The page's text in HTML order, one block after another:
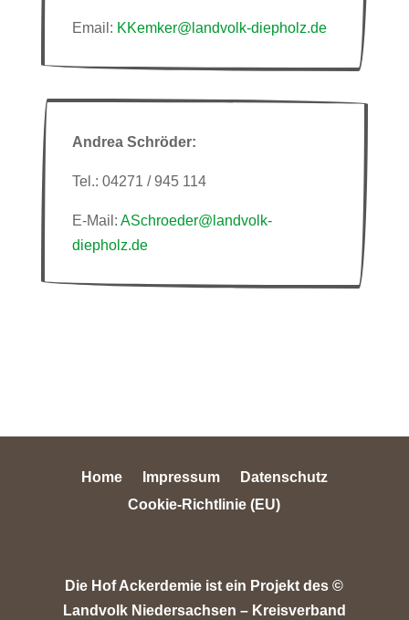
Email: KKemker@landvolk-diepholz.de
Andrea Schröder:
Tel.: 04271 / 945 114
E-Mail: ASchroeder@landvolk-
diepholz.de
Home Impressum
Datenschutz
Cookie-Richtlinie (EU)
Die Hof Ackerdemie ist ein Projekt des ©
Landvolk Niedersachsen – Kreisverband